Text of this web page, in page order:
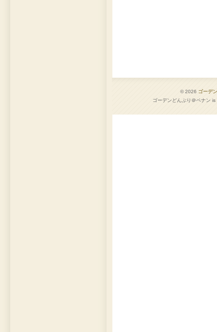
© 2026 ゴーデ
ゴーデンどんぶり＠ペナン